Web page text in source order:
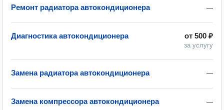
—
Ремонт радиатора автокондиционера
от 500 ₽
за услугу
Диагностика автокондиционера
—
Замена радиатора автокондиционера
—
Замена компрессора автокондиционера